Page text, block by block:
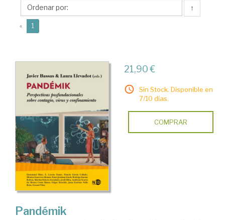
Javier
↑
« 1
21,90 €
Sin Stock. Disponible en
7/10 días.
COMPRAR
Pandémik